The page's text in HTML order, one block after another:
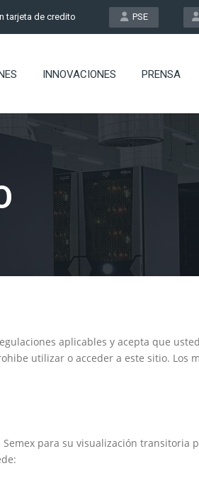
PSE
tarjeta de credito
INNOVACIONES PRENSA
aplicables y acepta que
utilizar o acceder a este sitio. Los
para su visualización transitoria